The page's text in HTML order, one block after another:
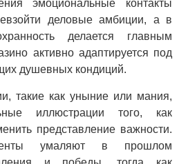
эмоциональные контакты
деловые амбиции, а в
делается главным
активно адаптируется под
душевных кондиций.
такие как уныние или мания,
иллюстрации того, как
представление важности.
умаляют в прошлом